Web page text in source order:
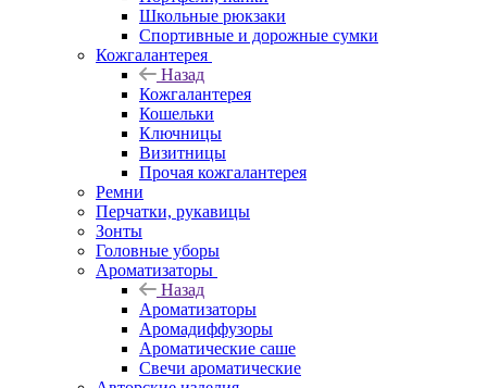
Школьные рюкзаки
Спортивные и дорожные сумки
Кожгалантерея
Назад
Кожгалантерея
Кошельки
Ключницы
Визитницы
Прочая кожгалантерея
Ремни
Перчатки, рукавицы
Зонты
Головные уборы
Ароматизаторы
Назад
Ароматизаторы
Аромадиффузоры
Ароматические саше
Свечи ароматические